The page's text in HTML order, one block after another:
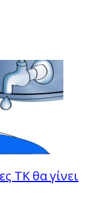
ΤΚ θα γίνει